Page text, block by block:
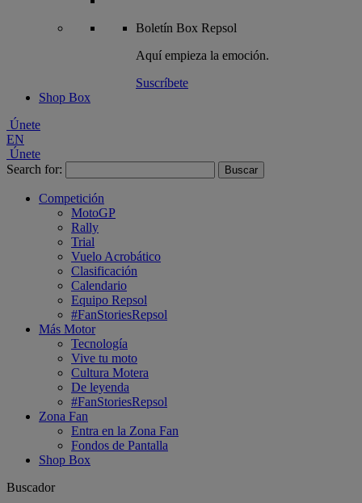
Boletín Box Repsol
Aquí empieza la emoción.
Suscríbete
Shop Box
Únete
EN
Únete
Search for:
Competición
MotoGP
Rally
Trial
Vuelo Acrobático
Clasificación
Calendario
Equipo Repsol
#FanStoriesRepsol
Más Motor
Tecnología
Vive tu moto
Cultura Motera
De leyenda
#FanStoriesRepsol
Zona Fan
Entra en la Zona Fan
Fondos de Pantalla
Shop Box
Buscador